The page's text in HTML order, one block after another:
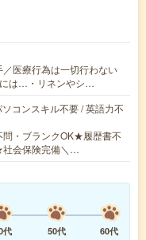
医療行為は一切行わない
は…・リネンやシ…
コンスキル不要 / 英語力不
・ブランクOK★履歴書不
社会保険完備＼…
代 50代
60代